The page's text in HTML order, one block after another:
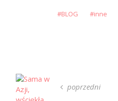
BLOG inne
poprzedni